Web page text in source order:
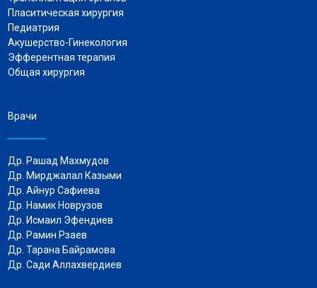
Пласитическая хирургия
Педиатрия
Акушерство-Гинекология
Эфферентная терапия
Общая хирургия
Врачи
Др. Рашад Махмудов
Др. Мирджалал Казыми
Др. Айнур Сафиева
Др. Намик Новрузов
Др. Исмаил Эфендиев
Др. Рамин Рзаев
Др. Тарана Байрамова
Др. Сади Аллахвердиев